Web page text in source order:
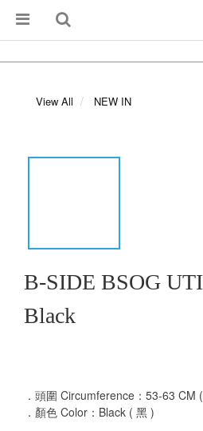
View All NEW IN
B-SIDE BSOG
Black
．頭圍 Circumference：53-63 CM
．顏色 Color：Black ( 黑 )